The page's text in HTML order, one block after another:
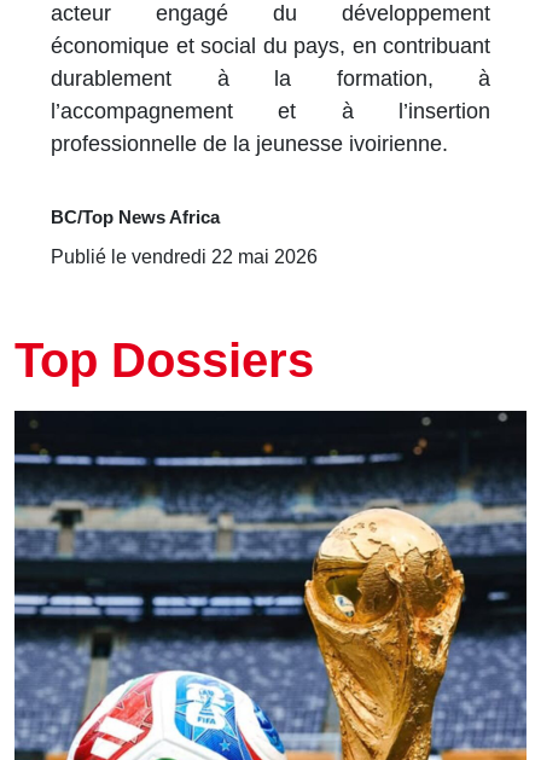
acteur engagé du développement
économique et social du pays, en contribuant
durablement à la formation, à
l’accompagnement et à l’insertion
professionnelle de la jeunesse ivoirienne.
BC/Top News Africa
Publié le vendredi 22 mai 2026
Top Dossiers